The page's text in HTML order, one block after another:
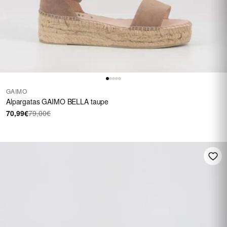
GAIMO
Alpargatas GAIMO BELLA taupe
70,99€79,00€